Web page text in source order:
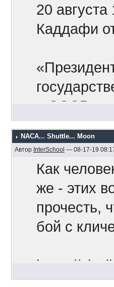
Нет
Может,
раскрыть
найдется
стран. Я
валюту по
покупаете
20
Каддафи
в СССР.
Мы рады
деянием.
поступок
Советский
NACA... Shuttle... Moon
Автор InterSchool — 08-17-19
Как
же - этих
прочесть,
бой с
https://